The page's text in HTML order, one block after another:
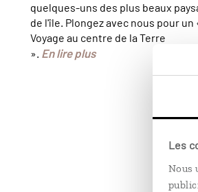
Les
Nous
quelques-uns des plus beaux
de l'île. Plongez avec nous pour un
Voyage au centre de la Terre
». En lire plus